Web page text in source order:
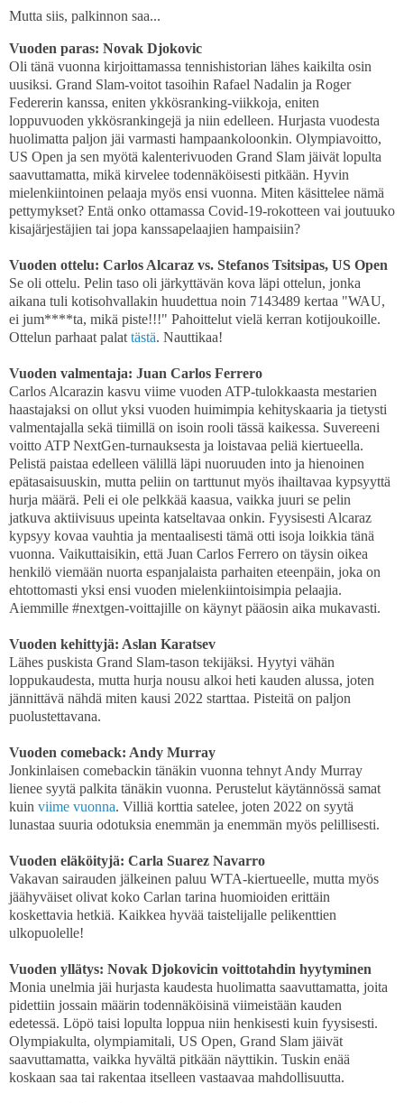
Mutta siis, palkinnon saa...
Vuoden paras: Novak Djokovic
Oli tänä vuonna kirjoittamassa tennishistorian lähes kaikilta osin
uusiksi. Grand Slam-voitot tasoihin Rafael Nadalin ja Roger
Federerin kanssa, eniten ykkösranking-viikkoja, eniten
loppuvuoden ykkösrankingejä ja niin edelleen. Hurjasta vuodesta
huolimatta paljon jäi varmasti hampaankoloonkin. Olympiavoitto,
US Open ja sen myötä kalenterivuoden Grand Slam jäivät lopulta
saavuttamatta, mikä kirvelee todennäköisesti pitkään. Hyvin
mielenkiintoinen pelaaja myös ensi vuonna. Miten käsittelee nämä
pettymykset? Entä onko ottamassa Covid-19-rokotteen vai joutuuko
kisajärjestäjien tai jopa kanssapelaajien hampaisiin?
Vuoden ottelu: Carlos Alcaraz vs. Stefanos Tsitsipas, US Open
Se oli ottelu. Pelin taso oli järkyttävän kova läpi ottelun, jonka
aikana tuli kotisohvallakin huudettua noin 7143489 kertaa "WAU,
ei jum****ta, mikä piste!!!" Pahoittelut vielä kerran kotijoukoille.
Ottelun parhaat palat tästä. Nauttikaa!
Vuoden valmentaja: Juan Carlos Ferrero
Carlos Alcarazin kasvu viime vuoden ATP-tulokkaasta mestarien
haastajaksi on ollut yksi vuoden huimimpia kehityskaaria ja tietysti
valmentajalla sekä tiimillä on isoin rooli tässä kaikessa. Suvereeni
voitto ATP NextGen-turnauksesta ja loistavaa peliä kiertueella.
Pelistä paistaa edelleen välillä läpi nuoruuden into ja hienoinen
epätasaisuuskin, mutta peliin on tarttunut myös ihailtavaa kypsyyttä
hurja määrä. Peli ei ole pelkkää kaasua, vaikka juuri se pelin
jatkuva aktiivisuus upeinta katseltavaa onkin. Fyysisesti Alcaraz
kypsyy kovaa vauhtia ja mentaalisesti tämä otti isoja loikkia tänä
vuonna. Vaikuttaisikin, että Juan Carlos Ferrero on täysin oikea
henkilö viemään nuorta espanjalaista parhaiten eteenpäin, joka on
ehtottomasti yksi ensi vuoden mielenkiintoisimpia pelaajia.
Aiemmille #nextgen-voittajille on käynyt pääosin aika mukavasti.
Vuoden kehittyjä: Aslan Karatsev
Lähes puskista Grand Slam-tason tekijäksi. Hyytyi vähän
loppukaudesta, mutta hurja nousu alkoi heti kauden alussa, joten
jännittävä nähdä miten kausi 2022 starttaa. Pisteitä on paljon
puolustettavana.
Vuoden comeback: Andy Murray
Jonkinlaisen comebackin tänäkin vuonna tehnyt Andy Murray
lienee syytä palkita tänäkin vuonna. Perustelut käytännössä samat
kuin viime vuonna. Villiä korttia satelee, joten 2022 on syytä
lunastaa suuria odotuksia enemmän ja enemmän myös pelillisesti.
Vuoden eläköityjä: Carla Suarez Navarro
Vakavan sairauden jälkeinen paluu WTA-kiertueelle, mutta myös
jäähyväiset olivat koko Carlan tarina huomioiden erittäin
koskettavia hetkiä. Kaikkea hyvää taistelijalle pelikenttien
ulkopuolelle!
Vuoden yllätys: Novak Djokovicin voittotahdin hyytyminen
Monia unelmia jäi hurjasta kaudesta huolimatta saavuttamatta, joita
pidettiin jossain määrin todennäköisinä viimeistään kauden
edetessä. Löpö taisi lopulta loppua niin henkisesti kuin fyysisesti.
Olympiakulta, olympiamitali, US Open, Grand Slam jäivät
saavuttamatta, vaikka hyvältä pitkään näyttikin. Tuskin enää
koskaan saa tai rakentaa itselleen vastaavaa mahdollisuutta.